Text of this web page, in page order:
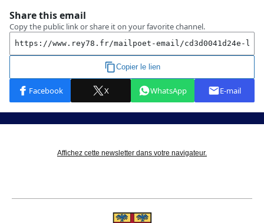
Affichez cette newsletter dans votre navigateur.